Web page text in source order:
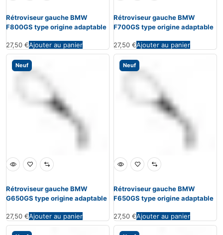
Rétroviseur gauche BMW
F800GS type origine adaptable
27,50 €Ajouter au panier
Rétroviseur gauche BMW
F700GS type origine adaptable
27,50 €Ajouter au panier
Neuf
Rétroviseur gauche BMW
G650GS type origine adaptable
27,50 €Ajouter au panier
Neuf
Rétroviseur gauche BMW
F650GS type origine adaptable
27,50 €Ajouter au panier